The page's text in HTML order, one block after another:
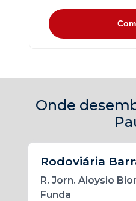
Onde
Rodoviária
R. Jorn. Aloysio
Funda